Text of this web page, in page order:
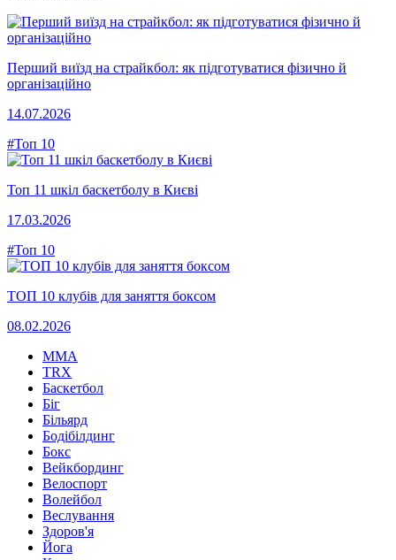
Перший виїзд на страйкбол: як підготуватися фізично й
організаційно
14.07.2026
#Топ 10
Топ 11 шкіл баскетболу в Києві
17.03.2026
#Топ 10
ТОП 10 клубів для заняття боксом
08.02.2026
MMA
TRX
Баскетбол
Біг
Більярд
Бодібілдинг
Бокс
Вейкбординг
Велоспорт
Волейбол
Веслування
Здоров'я
Йога